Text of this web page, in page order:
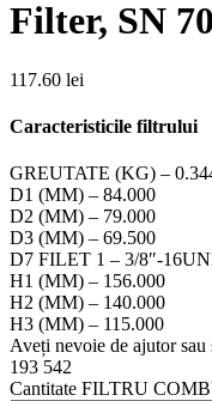
Filter, SN
117.60 lei
Caracteristicile filtrului
GREUTATE (KG) –
D1 (MM) – 84.000
D2 (MM) – 79.000
D3 (MM) – 69.500
D7 FILET 1 – 3/8″-
H1 (MM) – 156.000
H2 (MM) – 140.000
H3 (MM) – 115.000
Aveți nevoie de ajutor
193 542
Cantitate FILTRU